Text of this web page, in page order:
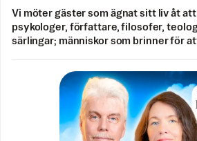
Vi möter gäster som ägnat sitt liv åt att
psykologer, författare, filosofer,
särlingar; människor som brinner för